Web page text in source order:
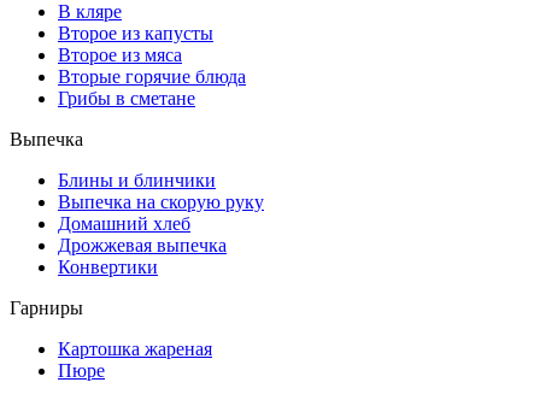
В кляре
Второе из капусты
Второе из мяса
Вторые горячие блюда
Грибы в сметане
Выпечка
Блины и блинчики
Выпечка на скорую руку
Домашний хлеб
Дрожжевая выпечка
Конвертики
Гарниры
Картошка жареная
Пюре